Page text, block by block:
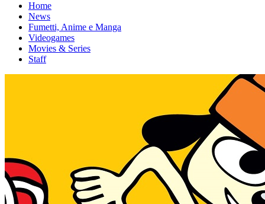
Home
News
Fumetti, Anime e Manga
Videogames
Movies & Series
Staff